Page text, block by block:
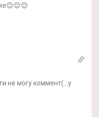
не могу коммент(…у